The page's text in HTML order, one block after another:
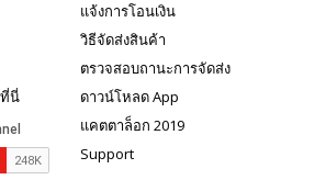
นี่
แจ้งการโอนเงิน
วิธีจัดส่งสินค้า
ตรวจสอบถานะการจัดส่ง
ดาวน์โหลด App
แคตตาล็อก 2019
Support